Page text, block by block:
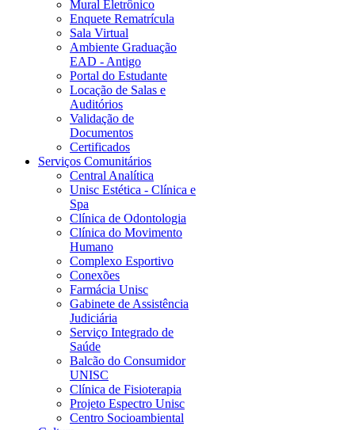
Mural Eletrônico
Enquete Rematrícula
Sala Virtual
Ambiente Graduação
EAD - Antigo
Portal do Estudante
Locação de Salas e
Auditórios
Validação de
Documentos
Certificados
Serviços Comunitários
Central Analítica
Unisc Estética - Clínica e
Spa
Clínica de Odontologia
Clínica do Movimento
Humano
Complexo Esportivo
Conexões
Farmácia Unisc
Gabinete de Assistência
Judiciária
Serviço Integrado de
Saúde
Balcão do Consumidor
UNISC
Clínica de Fisioterapia
Projeto Espectro Unisc
Centro Socioambiental